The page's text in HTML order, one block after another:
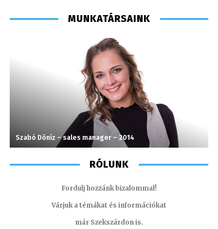
MUNKATÁRSAINK
Szabó Döníz – sales manager – 2014
RÓLUNK
Fordulj hozzánk bizalommal!
Várjuk a témákat és információkat
már Szekszárdon is.